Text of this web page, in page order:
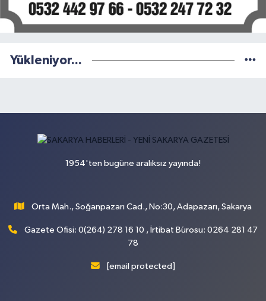
Yükleniyor...
1954'ten bugüne aralıksız yayında!
Orta Mah., Soğanpazarı Cad., No:30, Adapazarı, Sakarya
Gazete Ofisi: 0(264) 278 16 10 , İrtibat Bürosu: 0264 281 47
78
[email protected]